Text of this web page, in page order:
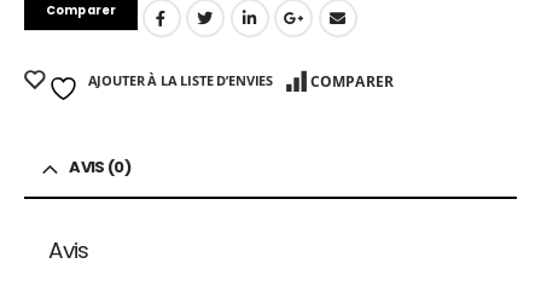
Comparer
AJOUTER À LA LISTE D’ENVIES COMPARER
AVIS (0)
Avis